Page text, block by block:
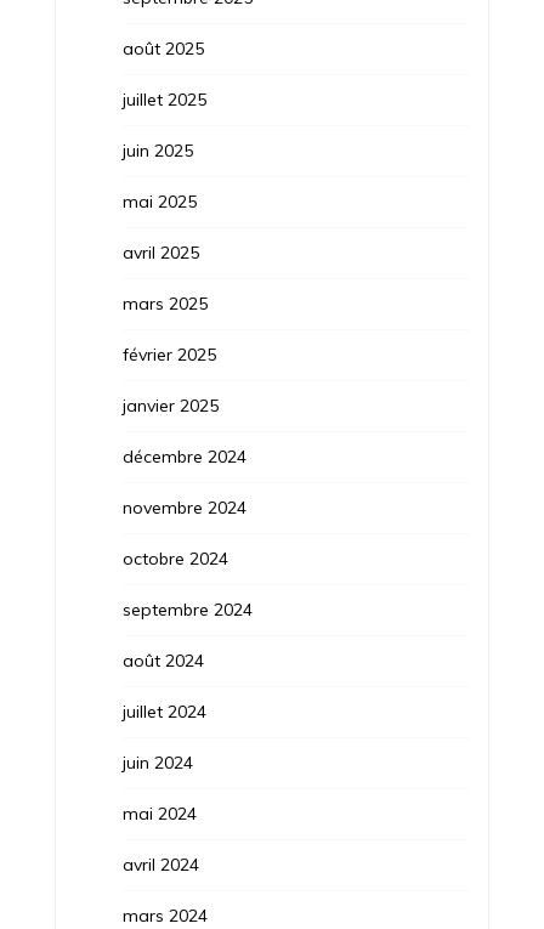
août 2025
juillet 2025
juin 2025
mai 2025
avril 2025
mars 2025
février 2025
janvier 2025
décembre 2024
novembre 2024
octobre 2024
septembre 2024
août 2024
juillet 2024
juin 2024
mai 2024
avril 2024
mars 2024